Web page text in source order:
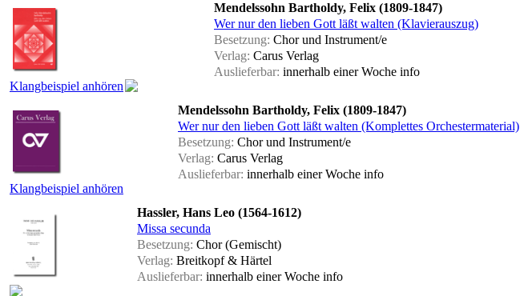
Klangbeispiel anhören
Mendelssohn Bartholdy, Felix (1809-1847)
Wer nur den lieben Gott läßt walten (Klavierauszug)
Besetzung: Chor und Instrument/e
Verlag: Carus Verlag
Auslieferbar: innerhalb einer Woche info
Klangbeispiel anhören
Mendelssohn Bartholdy, Felix (1809-1847)
Wer nur den lieben Gott läßt walten (Komplettes Orchestermaterial)
Besetzung: Chor und Instrument/e
Verlag: Carus Verlag
Auslieferbar: innerhalb einer Woche info
Hassler, Hans Leo (1564-1612)
Missa secunda
Besetzung: Chor (Gemischt)
Verlag: Breitkopf & Härtel
Auslieferbar: innerhalb einer Woche info